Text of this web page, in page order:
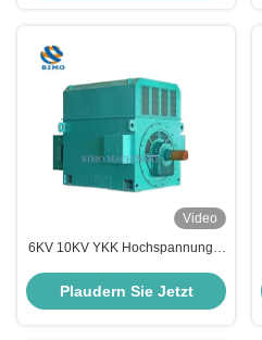
Video
6KV 10KV YKK Hochspannungs-
Phasen-Wechselstrom-
Asynchron-Elektromotor
Plaudern Sie Jetzt